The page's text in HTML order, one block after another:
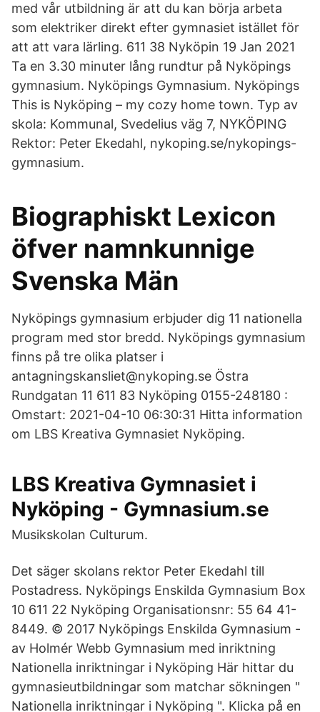
med vår utbildning är att du kan börja arbeta
som elektriker direkt efter gymnasiet istället för
att att vara lärling. 611 38 Nyköpin 19 Jan 2021
Ta en 3.30 minuter lång rundtur på Nyköpings
gymnasium. Nyköpings Gymnasium. Nyköpings
This is Nyköping – my cozy home town. Typ av
skola: Kommunal, Svedelius väg 7, NYKÖPING
Rektor: Peter Ekedahl, nykoping.se/nykopings-
gymnasium.
Biographiskt Lexicon
öfver namnkunnige
Svenska Män
Nyköpings gymnasium erbjuder dig 11 nationella
program med stor bredd. Nyköpings gymnasium
finns på tre olika platser i
antagningskansliet@nykoping.se Östra
Rundgatan 11 611 83 Nyköping 0155-248180 :
Omstart: 2021-04-10 06:30:31 Hitta information
om LBS Kreativa Gymnasiet Nyköping.
LBS Kreativa Gymnasiet i
Nyköping - Gymnasium.se
Musikskolan Culturum.
Det säger skolans rektor Peter Ekedahl till
Postadress. Nyköpings Enskilda Gymnasium Box
10 611 22 Nyköping Organisationsnr: 55 64 41-
8449. © 2017 Nyköpings Enskilda Gymnasium -
av Holmér Webb Gymnasium med inriktning
Nationella inriktningar i Nyköping Här hittar du
gymnasieutbildningar som matchar sökningen "
Nationella inriktningar i Nyköping ". Klicka på en